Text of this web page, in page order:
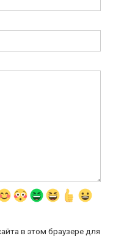
в этом браузере для